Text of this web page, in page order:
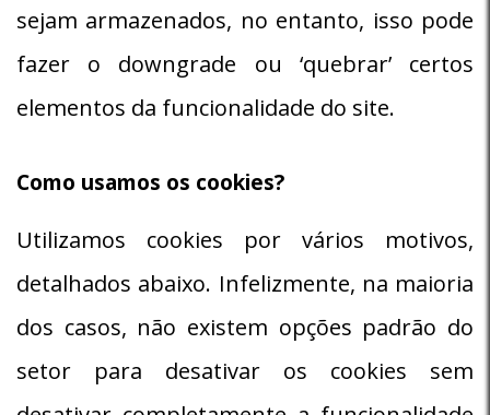
sejam armazenados, no entanto, isso pode
fazer o downgrade ou ‘quebrar’ certos
elementos da funcionalidade do site.
Como usamos os cookies?
Utilizamos cookies por vários motivos,
detalhados abaixo. Infelizmente, na maioria
dos casos, não existem opções padrão do
setor para desativar os cookies sem